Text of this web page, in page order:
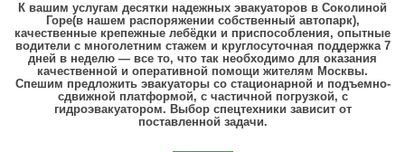
К вашим услугам десятки надежных эвакуаторов в Соколиной
Горе(в нашем распоряжении собственный автопарк),
качественные крепежные лебёдки и приспособления, опытные
водители с многолетним стажем и круглосуточная поддержка 7
дней в неделю — все то, что так необходимо для оказания
качественной и оперативной помощи жителям Москвы.
Спешим предложить эвакуаторы со стационарной и подъемно-
сдвижной платформой, с частичной погрузкой, с
гидроэвакуатором. Выбор спецтехники зависит от
поставленной задачи.